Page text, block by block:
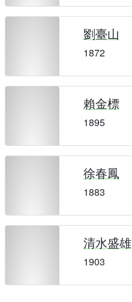
劉臺山
1872
賴金標
1895
徐春鳳
1883
清水盛雄
1903